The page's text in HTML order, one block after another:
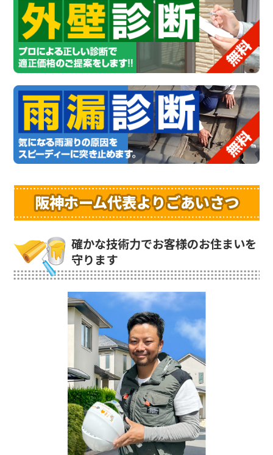
阪神ホーム代表よりごあいさつ
確かな技術力でお客様のお住まいを
守ります